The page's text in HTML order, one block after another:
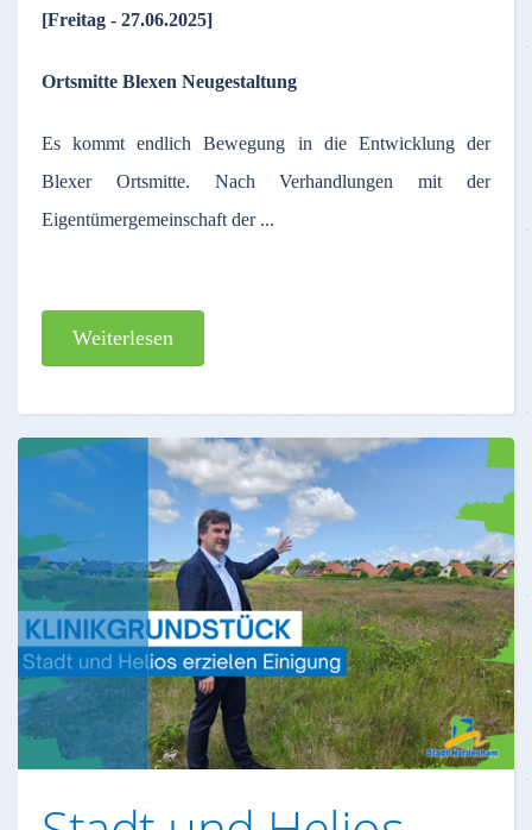
[Freitag - 27.06.2025]
Ortsmitte Blexen Neugestaltung
Es kommt endlich Bewegung in die Entwicklung der
Blexer Ortsmitte. Nach Verhandlungen mit der
Eigentümergemeinschaft der ...
Weiterlesen